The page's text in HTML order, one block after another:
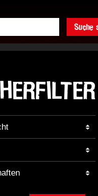
Suche